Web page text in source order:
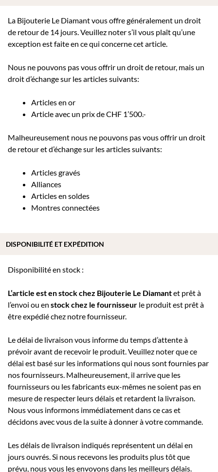
La Bijouterie Le Diamant vous offre généralement un droit
de retour de 14 jours. Veuillez noter s’il vous plaît qu’une
exception est faite en ce qui concerne cet article.
Nous ne pouvons pas vous offrir un droit de retour, mais un
droit d’échange sur les articles suivants:
Articles en or
Article avec un prix de CHF 1’500.-
Malheureusement nous ne pouvons pas vous offrir un droit
de retour et d’échange sur les articles suivants:
Articles gravés
Alliances
Articles en soldes
Montres connectées
Disponibilité en stock :
L’article est en stock chez Bijouterie Le Diamantet prêt à
l’envoi ou en stock chez le fournisseur le produit est prêt à
être expédié chez notre fournisseur.
Le délai de livraison vous informe du temps d’attente à
prévoir avant de recevoir le produit. Veuillez noter que ce
délai est basé sur les informations qui nous sont fournies par
nos fournisseurs. Malheureusement, il arrive que les
fournisseurs ou les fabricants eux-mêmes ne soient pas en
mesure de respecter leurs délais et retardent la livraison.
Nous vous informons immédiatement dans ce cas et
décidons avec vous de la suite à donner à votre commande.
Les délais de livraison indiqués représentent un délai en
jours ouvrés. Si nous recevons les produits plus tôt que
prévu, nous vous les envoyons dans les meilleurs délais.
DISPONIBILITÉ ET EXPÉDITION